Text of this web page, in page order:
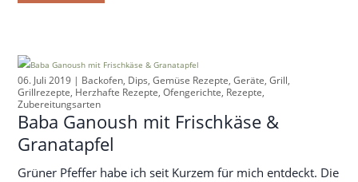
06. Juli 2019 | Backofen, Dips, Gemüse Rezepte, Geräte, Grill,
Grillrezepte, Herzhafte Rezepte, Ofengerichte, Rezepte,
Zubereitungsarten
Baba Ganoush mit Frischkäse &
Granatapfel
Grüner Pfeffer habe ich seit Kurzem für mich entdeckt. Die